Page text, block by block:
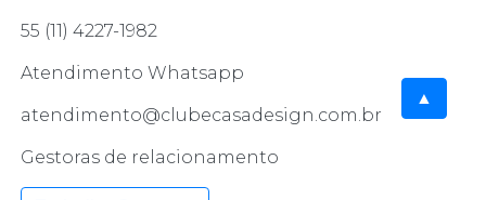
▲
55 (11) 4227-1982
Atendimento Whatsapp
atendimento@clubecasadesign.com.br
Gestoras de relacionamento